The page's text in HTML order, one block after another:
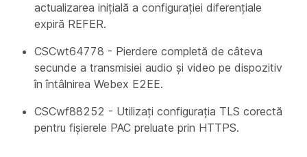
actualizarea inițială a configurației diferențiale
expiră REFER.
CSCwt64778 - Pierdere completă de câteva
secunde a transmisiei audio și video pe dispozitiv
în întâlnirea Webex E2EE.
CSCwf88252 - Utilizați configurația TLS corectă
pentru fișierele PAC preluate prin HTTPS.